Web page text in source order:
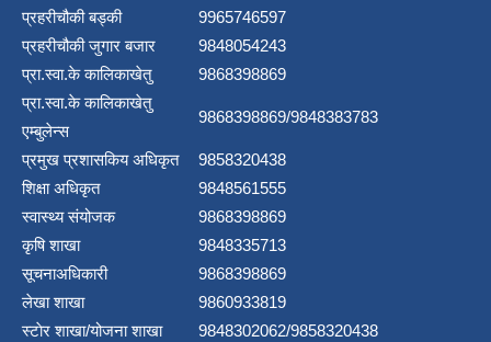
प्रहरीचौकी बड्की
9965746597
प्रहरीचौकी जुगार बजार
9848054243
प्रा.स्वा.के कालिकाखेतु
9868398869
प्रा.स्वा.के कालिकाखेतु
एम्बुलेन्स
9868398869/9848383783
प्रमुख प्रशासकिय अधिकृत
9858320438
शिक्षा अधिकृत
9848561555
स्वास्थ्य संयोजक
9868398869
कृषि शाखा
9848335713
सूचनाअधिकारी
9868398869
लेखा शाखा
9860933819
स्टाेर शाखा/योजना शाखा
9848302062/9858320438